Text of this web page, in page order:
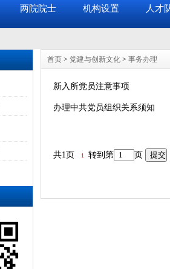
两院院士 机构设置 人才
首页 > 党建与创新文化 > 事务办理
新入所党员注意事项
办理中共党员组织关系须知
共1页 1 转到第 页